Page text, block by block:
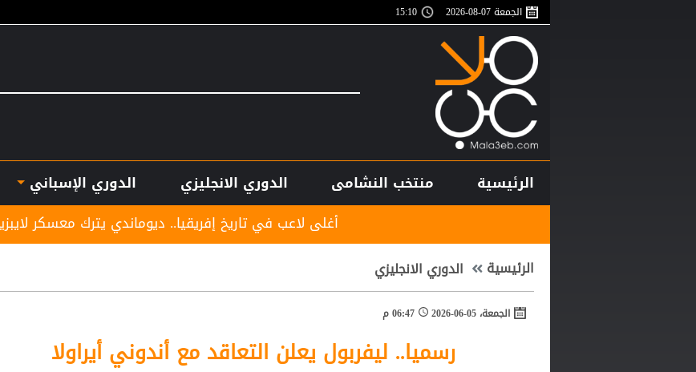
الجمعة 07-08-2026 15:10
الرئيسية منتخب النشامى الدوري الانجليزي الدوري الإسباني
أغلى لاعب في تاريخ إفريقيا.. ديوماندي يترك معسكر لايبزيغ للانضمام لريال مدريد
الرئيسية الدوري الانجليزي
الجمعة، 05-06-2026 06:47 م
رسميا.. ليفربول يعلن التعاقد مع أندوني أيراولا